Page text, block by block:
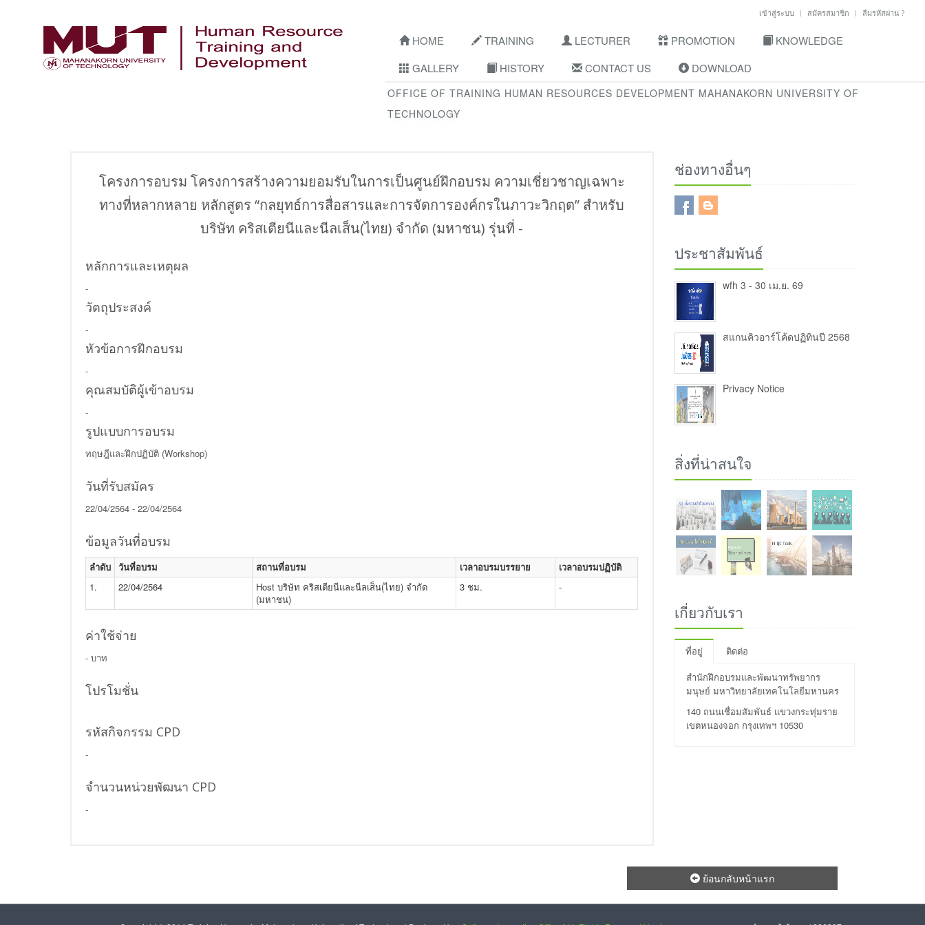
เข้าสู่ระบบ สมัครสมาชิก ลืมรหัสผ่าน ?
HOME TRAINING LECTURER PROMOTION
KNOWLEDGE
GALLERY
HISTORY CONTACT US DOWNLOAD
OFFICE OF TRAINING HUMAN RESOURCES DEVELOPMENT MAHANAKORN UNIVERSITY OF
TECHNOLOGY
โครงการอบรม โครงการสร้างความยอมรับในการเป็นศูนย์ฝึกอบรม ความเชี่ยวชาญเฉพาะ
ทางที่หลากหลาย หลักสูตร “กลยุทธ์การสื่อสารและการจัดการองค์กรในภาวะวิกฤต” สำหรับ
บริษัท คริสเตียนีและนีลเส็น(ไทย) จำกัด (มหาชน) รุ่นที่ -
หลักการและเหตุผล
-
วัตถุประสงค์
-
หัวข้อการฝีกอบรม
-
คุณสมบัติผู้เข้าอบรม
-
รูปแบบการอบรม
ทฤษฎีและฝึกปฏิบัติ (Workshop)
วันที่รับสมัคร
22/04/2564 - 22/04/2564
ข้อมูลวันที่อบรม
ลำดับ วันที่อบรม สถานที่อบรม เวลาอบรมบรรยาย
เวลาอบรมปฏิบัติ
1.
22/04/2564
Host บริษัท คริสเตียนีและนีลเส็น(ไทย) จำกัด
(มหาชน)
3 ชม. -
ค่าใช้จ่าย
- บาท
โปรโมชั่น
รหัสกิจกรรม CPD
-
จำนวนหน่วยพัฒนา CPD
-
ช่องทางอื่นๆ
ประชาสัมพันธ์
wfh 3 - 30 เม.ย. 69
สแกนคิวอาร์โค้ดปฏิทินปี 2568
Privacy Notice
สิ่งที่น่าสนใจ
เกี่ยวกับเรา
ที่อยู่
ติดต่อ
สำนักฝึกอบรมและพัฒนาทรัพยากร
มนุษย์ มหาวิทยาลัยเทคโนโลยีมหานคร
140 ถนนเชื่อมสัมพันธ์ แขวงกระทุ่มราย
เขตหนองจอก กรุงเทพฯ 10530
ย้อนกลับหน้าแรก